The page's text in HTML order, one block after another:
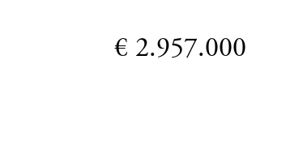
€ 2.957.000